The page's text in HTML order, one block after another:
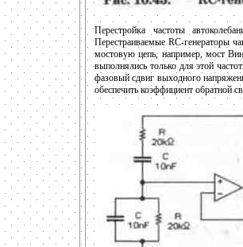
Перестройка частоты
Перестраиваемые RC-генераторы
мостовую цепь, например, мост
выполнялись только для этой
фазовый сдвиг выходного
обеспечить коэффициент обратной